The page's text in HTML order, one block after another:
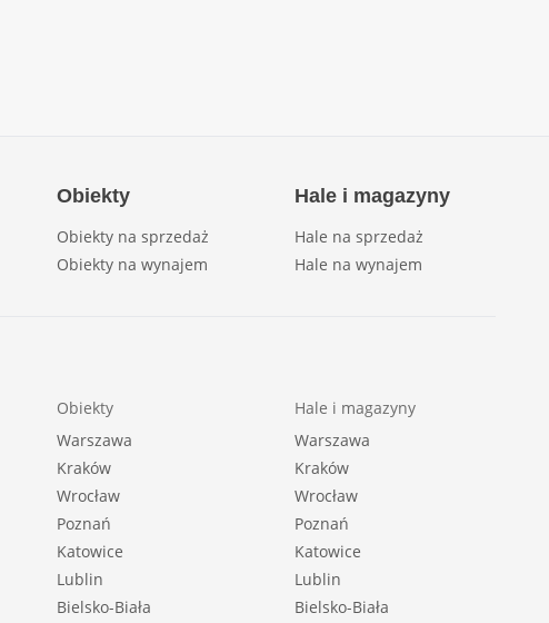
Obiekty
Obiekty na sprzedaż
Obiekty na wynajem
Hale i magazyny
Hale na sprzedaż
Hale na wynajem
Obiekty
Warszawa
Kraków
Wrocław
Poznań
Katowice
Lublin
Bielsko-Biała
Hale i magazyny
Warszawa
Kraków
Wrocław
Poznań
Katowice
Lublin
Bielsko-Biała